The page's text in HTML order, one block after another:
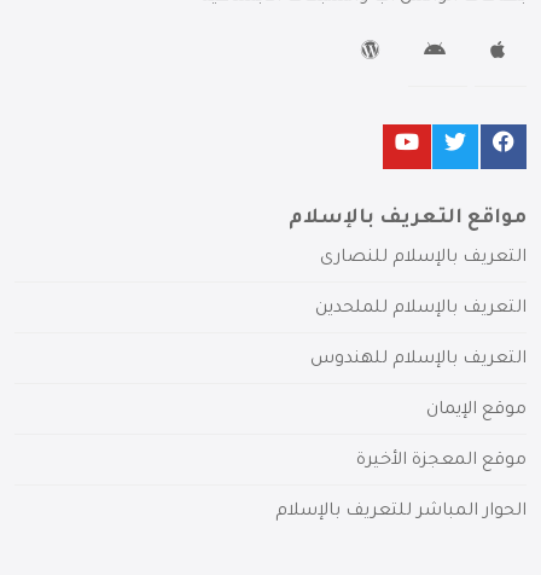
مواقع التعريف بالإسلام
التعريف بالإسلام للنصارى
التعريف بالإسلام للملحدين
التعريف بالإسلام للهندوس
موقع الإيمان
موقع المعجزة الأخيرة
الحوار المباشر للتعريف بالإسلام